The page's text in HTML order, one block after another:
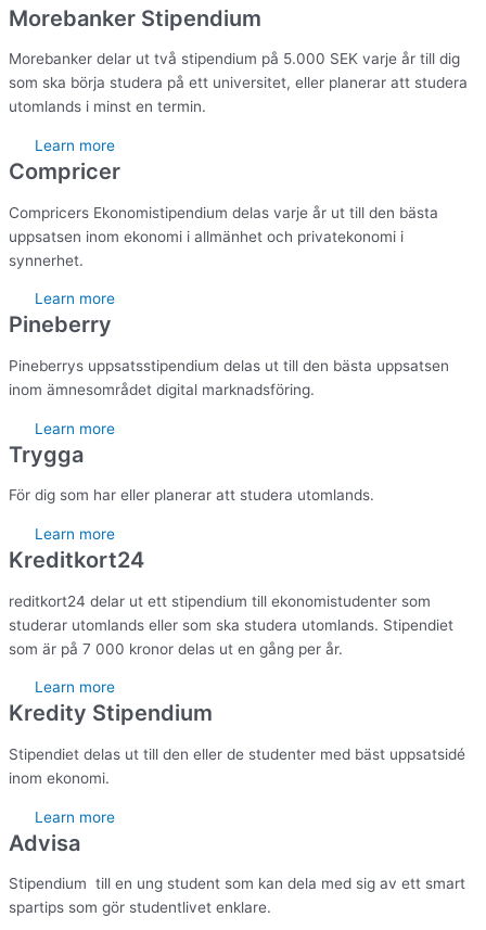
Morebanker Stipendium
Morebanker delar ut två stipendium på 5.000 SEK varje år till dig
som ska börja studera på ett universitet, eller planerar att studera
utomlands i minst en termin.
Learn more
Compricer
Compricers Ekonomistipendium delas varje år ut till den bästa
uppsatsen inom ekonomi i allmänhet och privatekonomi i
synnerhet.
Learn more
Pineberry
Pineberrys uppsatsstipendium delas ut till den bästa uppsatsen
inom ämnesområdet digital marknadsföring.
Learn more
Trygga
För dig som har eller planerar att studera utomlands.
Learn more
Kreditkort24
reditkort24 delar ut ett stipendium till ekonomistudenter som
studerar utomlands eller som ska studera utomlands. Stipendiet
som är på 7 000 kronor delas ut en gång per år.
Learn more
Kredity Stipendium
Stipendiet delas ut till den eller de studenter med bäst uppsatsidé
inom ekonomi.
Learn more
Advisa
Stipendium till en ung student som kan dela med sig av ett smart
spartips som gör studentlivet enklare.